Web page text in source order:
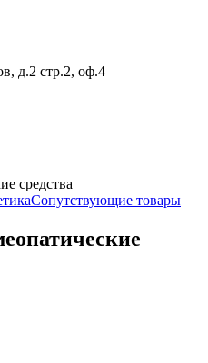
д.2 стр.2, оф.4
средства
Сопутствующие товары